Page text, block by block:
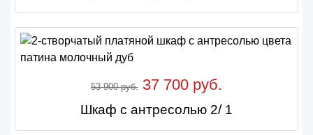
53 900 руб. 37 700 руб.
Шкаф с антресолью 2/ 1